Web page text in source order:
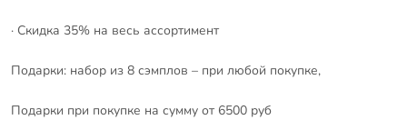
· Скидка 35% на весь ассортимент
Подарки: набор из 8 сэмплов – при любой покупке,
Подарки при покупке на сумму от 6500 руб